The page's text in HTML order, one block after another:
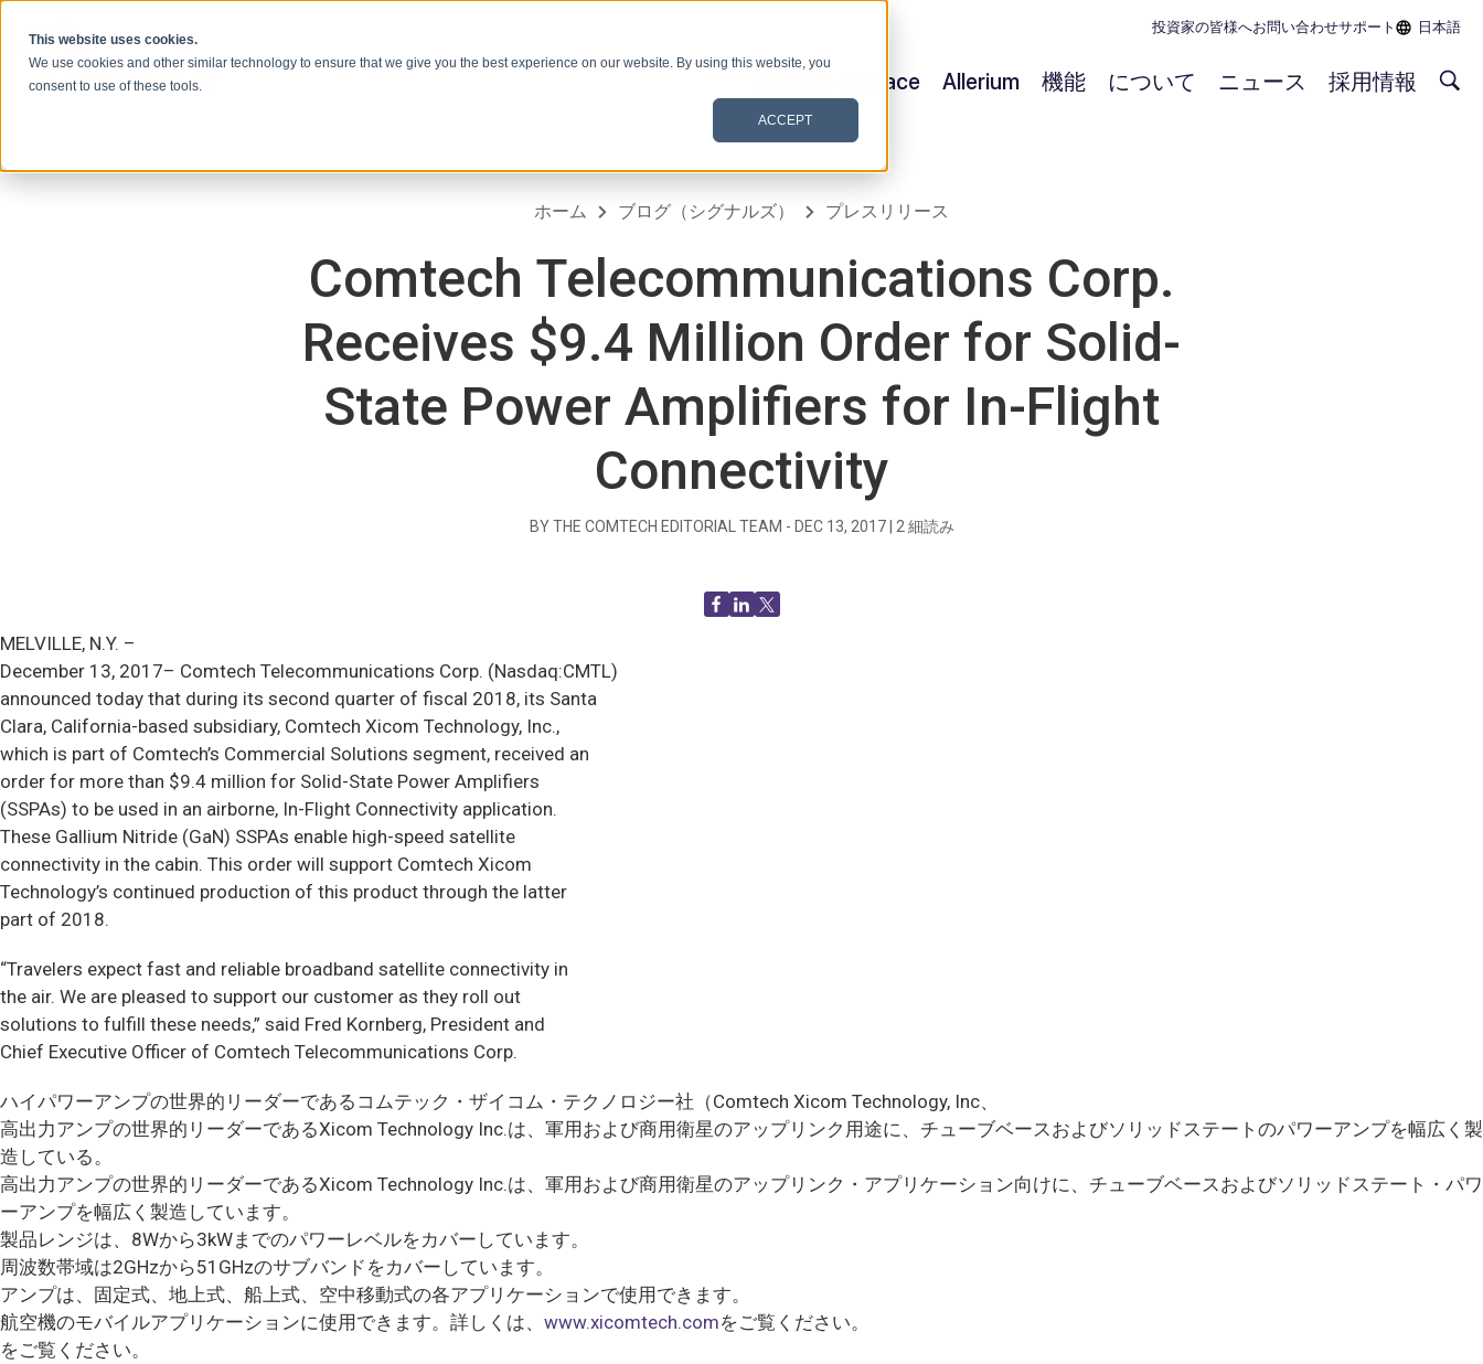
This website uses cookies.
We use cookies and other similar technology to ensure that we give you the best experience on our website. By using this website, you
consent to use of these tools.
ACCEPT
投資家の皆様へお問い合わせサポート 日本語
Satellite & Space Allerium 機能 について ニュース 採用情報
ホーム ブログ（シグナルズ） プレスリリース
Comtech Telecommunications Corp.
Receives $9.4 Million Order for Solid-
State Power Amplifiers for In-Flight
Connectivity
BY THE COMTECH EDITORIAL TEAM - DEC 13, 2017| 2 細読み
MELVILLE, N.Y. –
December 13, 2017– Comtech Telecommunications Corp. (Nasdaq:CMTL)
announced today that during its second quarter of fiscal 2018, its Santa
Clara, California-based subsidiary, Comtech Xicom Technology, Inc.,
which is part of Comtech’s Commercial Solutions segment, received an
order for more than $9.4 million for Solid-State Power Amplifiers
(SSPAs) to be used in an airborne, In-Flight Connectivity application.
These Gallium Nitride (GaN) SSPAs enable high-speed satellite
connectivity in the cabin. This order will support Comtech Xicom
Technology’s continued production of this product through the latter
part of 2018.
“Travelers expect fast and reliable broadband satellite connectivity in
the air. We are pleased to support our customer as they roll out
solutions to fulfill these needs,” said Fred Kornberg, President and
Chief Executive Officer of Comtech Telecommunications Corp.
ハイパワーアンプの世界的リーダーであるコムテック・ザイコム・テクノロジー社（Comtech Xicom Technology, Inc、
高出力アンプの世界的リーダーであるXicom Technology Inc.は、軍用および商用衛星のアップリンク用途に、チューブベースおよびソリッドステートのパワーアンプを幅広く製
造している。
高出力アンプの世界的リーダーであるXicom Technology Inc.は、軍用および商用衛星のアップリンク・アプリケーション向けに、チューブベースおよびソリッドステート・パワ
ーアンプを幅広く製造しています。
製品レンジは、8Wから3kWまでのパワーレベルをカバーしています。
周波数帯域は2GHzから51GHzのサブバンドをカバーしています。
アンプは、固定式、地上式、船上式、空中移動式の各アプリケーションで使用できます。
航空機のモバイルアプリケーションに使用できます。詳しくは、 www.xicomtech.comをご覧ください。
をご覧ください。